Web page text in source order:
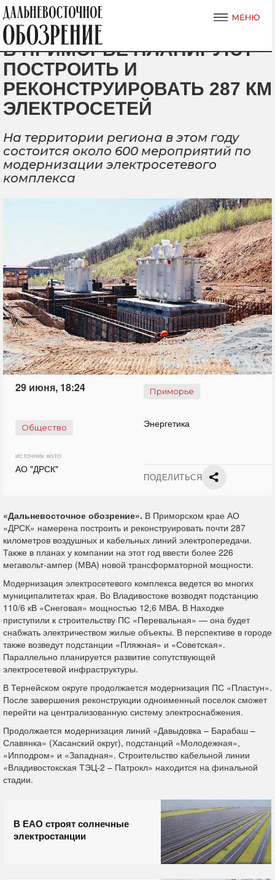
В ПРИМОРЬЕ ПЛАНИРУЮТ
ПОСТРОИТЬ И
РЕКОНСТРУИРОВАТЬ 287 КМ
ЭЛЕКТРОСЕТЕЙ
На территории региона в этом году
состоится около 600 мероприятий по
модернизации электросетевого
комплекса
29 июня, 18:24 Приморье
Общество Энергетика
ИСТОЧНИК ФОТО
АО "ДРСК"
ПОДЕЛИТЬСЯ
«Дальневосточное обозрение». В Приморском крае АО
«ДРСК» намерена построить и реконструировать почти 287
километров воздушных и кабельных линий электропередачи.
Также в планах у компании на этот год ввести более 226
мегавольт-ампер (МВА) новой трансформаторной мощности.
Модернизация электросетевого комплекса ведется во многих
муниципалитетах края. Во Владивостоке возводят подстанцию
110/6 кВ «Снеговая» мощностью 12,6 МВА. В Находке
приступили к строительству ПС «Перевальная» — она будет
снабжать электричеством жилые объекты. В перспективе в городе
также возведут подстанции «Пляжная» и «Советская».
Параллельно планируется развитие сопутствующей
электросетевой инфраструктуры.
В Тернейском округе продолжается модернизация ПС «Пластун».
После завершения реконструкции одноименный поселок сможет
перейти на централизованную систему электроснабжения.
Продолжается модернизация линий «Давыдовка – Барабаш –
Славянка» (Хасанский округ), подстанций «Молодежная»,
«Ипподром» и «Западная». Строительство кабельной линии
«Владивостокская ТЭЦ-2 – Патрокл» находится на финальной
стадии.
В ЕАО строят солнечные
электростанции